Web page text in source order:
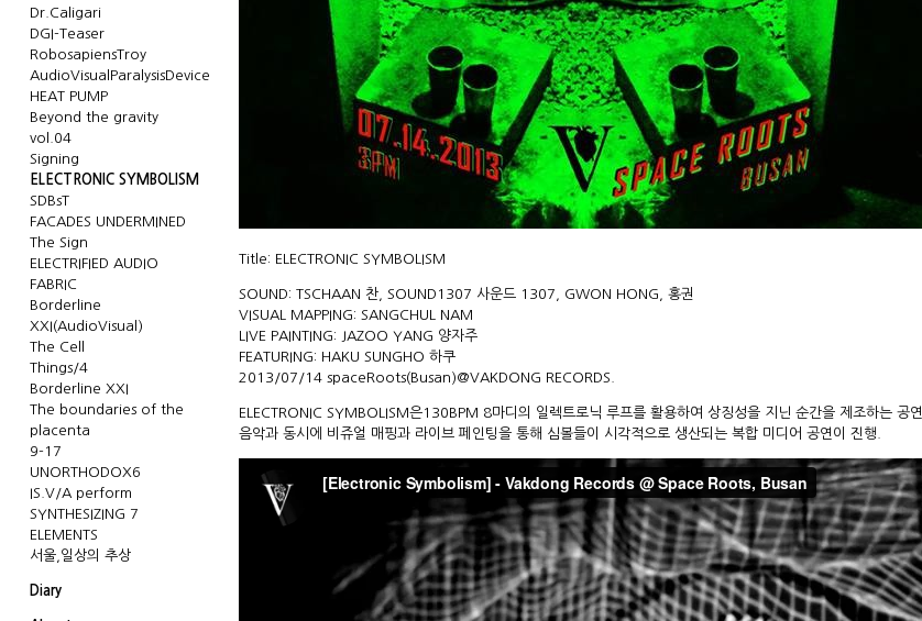
Dr.Caligari
DGI-Teaser
RobosapiensTroy
AudioVisualParalysisDevice
HEAT PUMP
Beyond the gravity
vol.04
Signing
ELECTRONIC SYMBOLISM
SDBsT
FACADES UNDERMINED
The Sign
ELECTRIFIED AUDIO
FABRIC
Borderline
XXI(AudioVisual)
The Cell
Things/4
Borderline XXI
The boundaries of the
placenta
9-17
UNORTHODOX6
IS.V/A perform
SYNTHESIZING 7
ELEMENTS
서울,일상의 추상
Diary
Title: ELECTRONIC SYMBOLISM
SOUND: TSCHAAN 찬, SOUND1307 사운드 1307, GWON HONG, 홍권
VISUAL MAPPING: SANGCHUL NAM
LIVE PAINTING: JAZOO YANG 양자주
FEATURING: HAKU SUNGHO 하쿠
2013/07/14 spaceRoots(Busan)@VAKDONG RECORDS
ELECTRONIC SYMBOLISM은130BPM 8마디의 일렉트로닉 루프를 활용하여 상징성을 지닌 순간을 제조하는 공연.
음악과 동시에 비쥬얼 매핑과 라이브 페인팅을 통해 심볼들이 시각적으로 생산되는 복합 미디어 공연이 진행.